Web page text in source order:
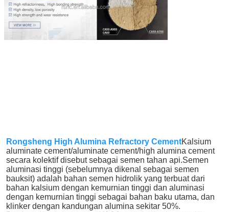
Rongsheng High Alumina Refractory CementKalsium
aluminate cement/aluminate cement/high alumina cement
secara kolektif disebut sebagai semen tahan api.Semen
aluminasi tinggi (sebelumnya dikenal sebagai semen
bauksit) adalah bahan semen hidrolik yang terbuat dari
bahan kalsium dengan kemurnian tinggi dan aluminasi
dengan kemurnian tinggi sebagai bahan baku utama, dan
klinker dengan kandungan alumina sekitar 50%.